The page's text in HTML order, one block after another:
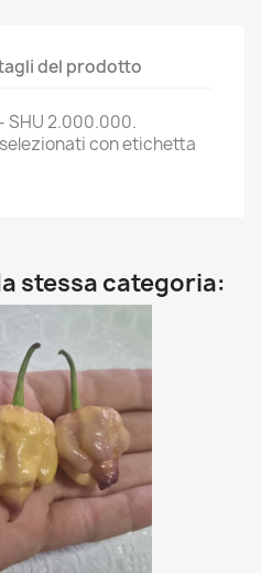
del prodotto
SHU 2.000.000.
con etichetta
stessa categoria: